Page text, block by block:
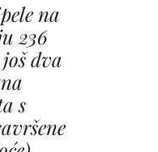
na
236
dva
s